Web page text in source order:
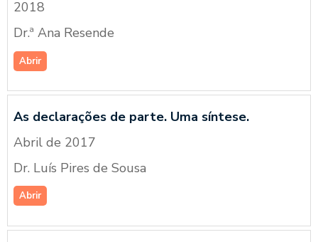
2018
Dr.ª Ana Resende
Abrir
As declarações de parte. Uma síntese.
Abril de 2017
Dr. Luís Pires de Sousa
Abrir